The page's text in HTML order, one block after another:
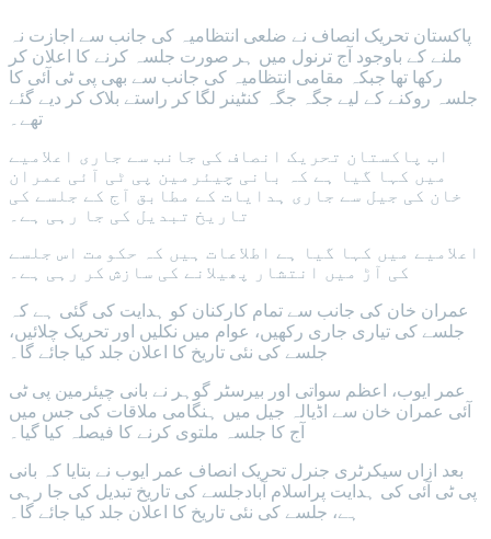
پاکستان تحریک انصاف نے ضلعی انتظامیہ کی جانب سے اجازت نہ
ملنے کے باوجود آج ترنول میں ہر صورت جلسہ کرنے کا اعلان کر
رکھا تھا جبکہ مقامی انتظامیہ کی جانب سے بھی پی ٹی آئی کا
جلسہ روکنے کے لیے جگہ جگہ کنٹینر لگا کر راستے بلاک کر دیے گئے
تھے۔
اب پاکستان تحریک انصاف کی جانب سے جاری اعلامیے
میں کہا گیا ہے کہ بانی چیئرمین پی ٹی آئی عمران
خان کی جیل سے جاری ہدایات کے مطابق آج کے جلسے کی
تاریخ تبدیل کی جا رہی ہے۔
اعلامیے میں کہا گیا ہے اطلاعات ہیں کہ حکومت اس جلسے
کی آڑ میں انتشار پھیلانے کی سازش کر رہی ہے۔
عمران خان کی جانب سے تمام کارکنان کو ہدایت کی گئی ہے کہ
جلسے کی تیاری جاری رکھیں، عوام میں نکلیں اور تحریک چلائیں،
جلسے کی نئی تاریخ کا اعلان جلد کیا جائے گا۔
عمر ایوب، اعظم سواتی اور بیرسٹر گوہر نے بانی چیئرمین پی ٹی
آئی عمران خان سے اڈیالہ جیل میں ہنگامی ملاقات کی جس میں
آج کا جلسہ ملتوی کرنے کا فیصلہ کیا گیا۔
بعد ازاں سیکرٹری جنرل تحریک انصاف عمر ایوب نے بتایا کہ بانی
پی ٹی آئی کی ہدایت پراسلام آبادجلسے کی تاریخ تبدیل کی جا رہی
ہے، جلسے کی نئی تاریخ کا اعلان جلد کیا جائے گا۔